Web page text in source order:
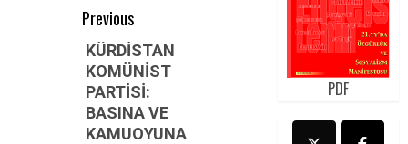
Post
navigation
Previous
Previous
post:
KÜRDİSTAN
KOMÜNİST
PARTİSİ:
BASINA VE
KAMUOYUNA
PDF